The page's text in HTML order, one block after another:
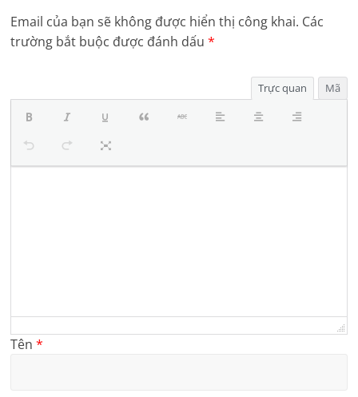
Email của bạn sẽ không được hiển thị công khai. Các
trường bắt buộc được đánh dấu*
Trực quan Mã
Tên*